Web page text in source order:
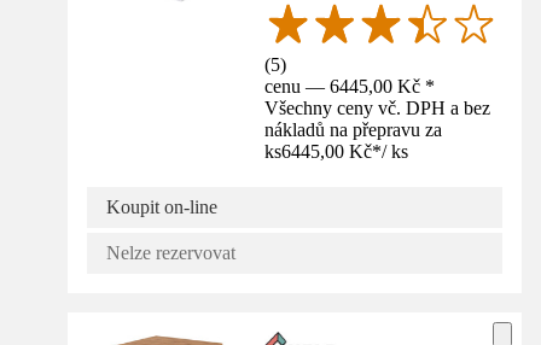
(5)
cenu — 6445,00 Kč *
Všechny ceny vč. DPH a bez
nákladů na přepravu za
ks6445,00 Kč*/ ks
Koupit on-line
Nelze rezervovat